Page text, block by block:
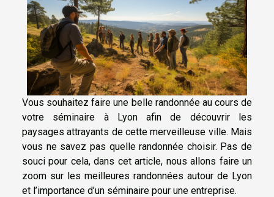
Vous souhaitez faire une belle randonnée au cours de
votre séminaire à Lyon afin de découvrir les
paysages attrayants de cette merveilleuse ville. Mais
vous ne savez pas quelle randonnée choisir. Pas de
souci pour cela, dans cet article, nous allons faire un
zoom sur les meilleures randonnées autour de Lyon
et l’importance d’un séminaire pour une entreprise.